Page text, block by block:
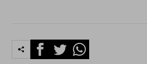
FacebookTwitterWhatsapp